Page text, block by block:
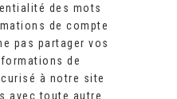
des mots
de compte
pas partager vos
de
à notre site
avec toute autre